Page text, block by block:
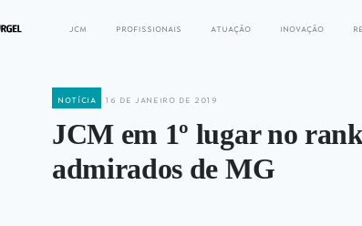
jcm profissionais atuação inovação
notícia 16 de janeiro de 2019
JCM em 1º lugar no
admirados de MG